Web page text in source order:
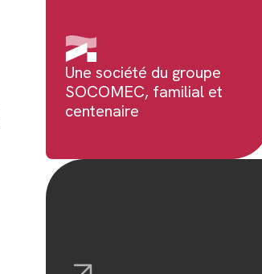
Une société du groupe
SOCOMEC, familial et
centenaire